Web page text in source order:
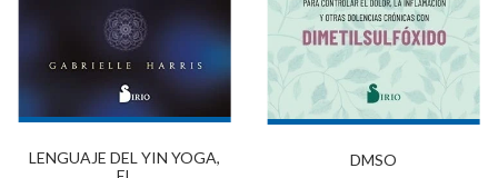
LENGUAJE DEL YIN YOGA,
DMSO